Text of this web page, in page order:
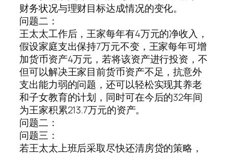
财务状况与理财目标达成情况的变化。
问题二：
王太太工作后，王家每年有4万元的净收入，
假设家庭支出保持7万元不变，王家每年可增
加货币资产4万元，若将该资产进行投资，不
但可以解决王家目前货币资产不足，抗意外
支出能力弱的问题，还可以轻松实现其养老
和子女教育的计划，同时可在今后的32年间
为王家积累213.7万元的资产。
问题二：
问题三：
若王太太上班后采取尽快还清房贷的策略，